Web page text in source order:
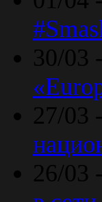
30/03 -
27/03 -
26/03 -